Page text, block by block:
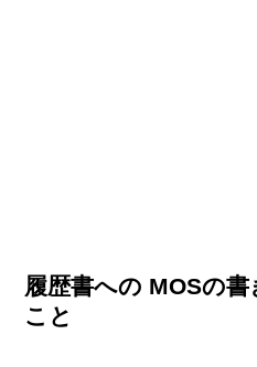
履歴書への MOSの
こと